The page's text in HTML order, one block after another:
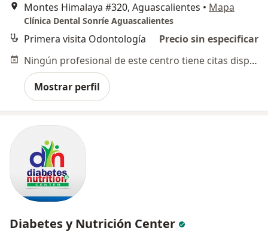
Montes Himalaya #320, Aguascalientes • Mapa
Clínica Dental Sonríe Aguascalientes
Primera visita Odontología
Precio sin especificar
Ningún profesional de este centro tiene citas disponibles
Mostrar perfil
Diabetes y Nutrición Center